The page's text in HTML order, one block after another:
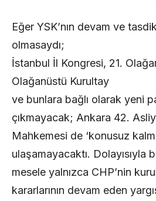
Eğer YSK’nın devam ve
olmasaydı;
İstanbul İl Kongresi, 21.
Olağanüstü Kurultay
ve bunlara bağlı olarak yeni
çıkmayacak; Ankara 42.
Mahkemesi de ‘konusuz
ulaşamayacaktı. Dolayısıyla
mesele yalnızca CHP’nin
kararlarının devam eden